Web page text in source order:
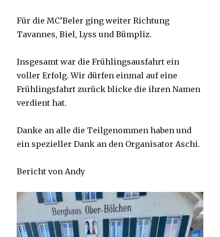
Für die MC’Beler ging weiter Richtung
Tavannes, Biel, Lyss und Bümpliz.
Insgesamt war die Frühlingsausfahrt ein
voller Erfolg. Wir dürfen einmal auf eine
Frühlingsfahrt zurück blicke die ihren Namen
verdient hat.
Danke an alle die Teilgenommen haben und
ein spezieller Dank an den Organisator Aschi.
Bericht von Andy